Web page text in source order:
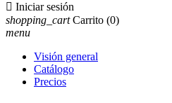
 Iniciar sesión
shopping_cart Carrito (0)
menu
Visión general
Catálogo
Precios